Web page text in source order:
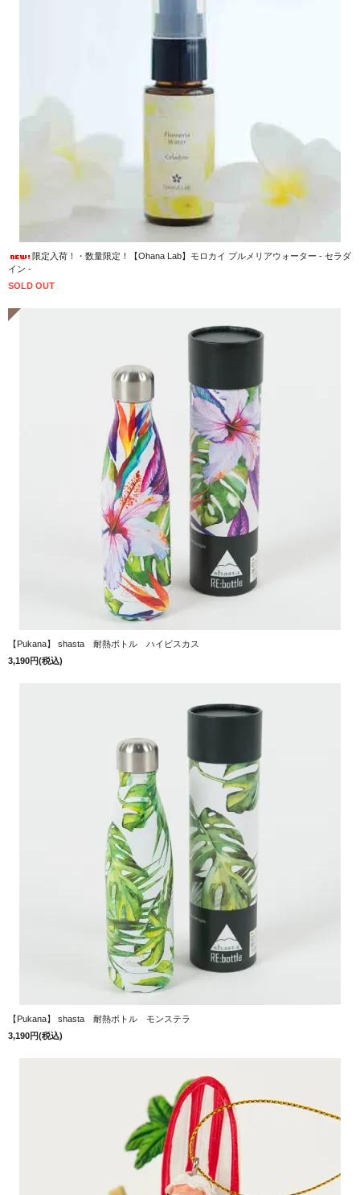
限定入荷！・数量限定！【Ohana Lab】モロカイ プルメリアウォーター - セラダ
イン -
SOLD OUT
【Pukana】 shasta 耐熱ボトル ハイビスカス
3,190円(税込)
【Pukana】 shasta 耐熱ボトル モンステラ
3,190円(税込)